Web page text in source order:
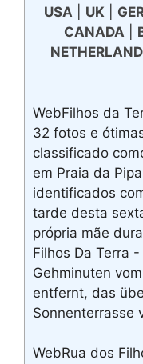
USA| UK|
CANADA|
WebFilhos da
32 fotos e
classificado
em Praia da
identificados
tarde desta
própria mãe
Filhos Da Terra
Gehminuten
entfernt, das
Sonnenterrasse
WebRua dos